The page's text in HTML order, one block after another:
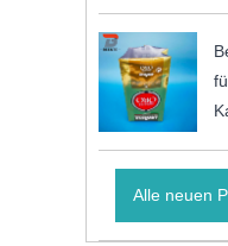
Alle neuen